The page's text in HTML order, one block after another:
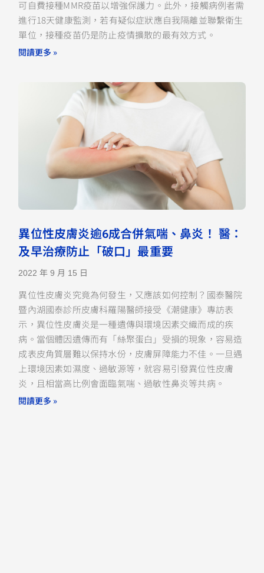
可自費接種MMR疫苗以增強保護力。此外，接觸病例者需
進行18天健康監測，若有疑似症狀應自我隔離並聯繫衛生
單位，接種疫苗仍是防止疫情擴散的最有效方式。
閱讀更多 »
異位性皮膚炎逾6成合併氣喘、鼻炎！ 醫：
及早治療防止「破口」最重要
2022 年 9 月 15 日
異位性皮膚炎究竟為何發生，又應該如何控制？國泰醫院
暨內湖國泰診所皮膚科羅陽醫師接受《潮健康》專訪表
示，異位性皮膚炎是一種遺傳與環境因素交織而成的疾
病。當個體因遺傳而有「絲聚蛋白」受損的現象，容易造
成表皮角質層難以保持水份，皮膚屏障能力不佳。一旦遇
上環境因素如濕度、過敏源等，就容易引發異位性皮膚
炎，且相當高比例會面臨氣喘、過敏性鼻炎等共病。
閱讀更多 »